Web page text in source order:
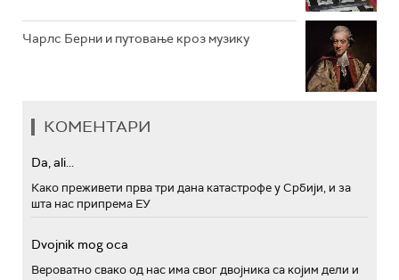
Чарлс Берни и путовање кроз музику
КОМЕНТАРИ
Da, ali...
Како преживети прва три дана катастрофе у Србији, и за
шта нас припрема ЕУ
Dvojnik mog oca
Вероватно свако од нас има свог двојника са којим дели и